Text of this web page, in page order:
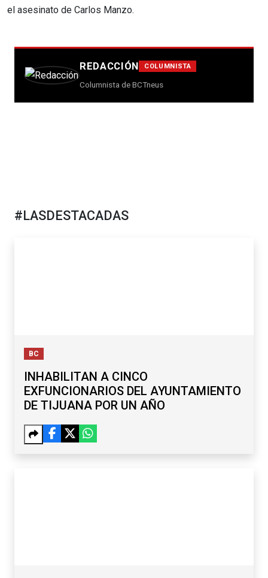
el asesinato de Carlos Manzo.
REDACCIÓN COLUMNISTA
Columnista de BCTneus
#LASDESTACADAS
BC
INHABILITAN A CINCO
EXFUNCIONARIOS DEL AYUNTAMIENTO
DE TIJUANA POR UN AÑO